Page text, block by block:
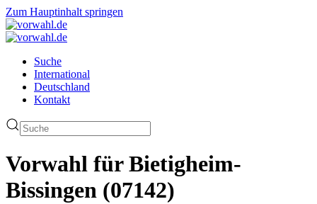
Zum Hauptinhalt springen
Suche
International
Deutschland
Kontakt
Vorwahl für Bietigheim-
Bissingen (07142)